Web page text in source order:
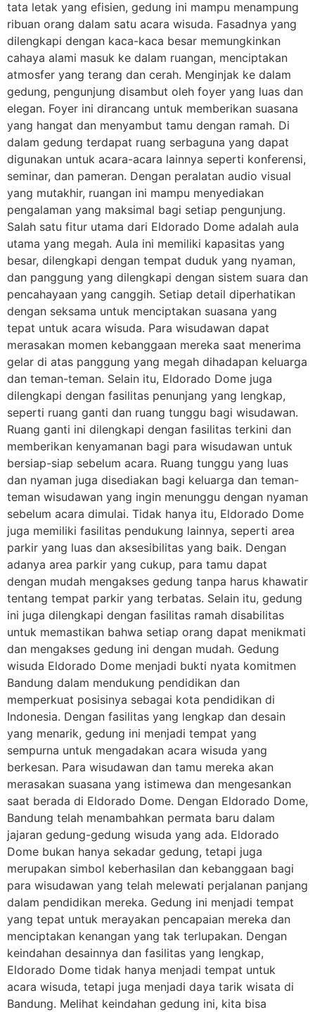
tata letak yang efisien, gedung ini mampu menampung
ribuan orang dalam satu acara wisuda. Fasadnya yang
dilengkapi dengan kaca-kaca besar memungkinkan
cahaya alami masuk ke dalam ruangan, menciptakan
atmosfer yang terang dan cerah. Menginjak ke dalam
gedung, pengunjung disambut oleh foyer yang luas dan
elegan. Foyer ini dirancang untuk memberikan suasana
yang hangat dan menyambut tamu dengan ramah. Di
dalam gedung terdapat ruang serbaguna yang dapat
digunakan untuk acara-acara lainnya seperti konferensi,
seminar, dan pameran. Dengan peralatan audio visual
yang mutakhir, ruangan ini mampu menyediakan
pengalaman yang maksimal bagi setiap pengunjung.
Salah satu fitur utama dari Eldorado Dome adalah aula
utama yang megah. Aula ini memiliki kapasitas yang
besar, dilengkapi dengan tempat duduk yang nyaman,
dan panggung yang dilengkapi dengan sistem suara dan
pencahayaan yang canggih. Setiap detail diperhatikan
dengan seksama untuk menciptakan suasana yang
tepat untuk acara wisuda. Para wisudawan dapat
merasakan momen kebanggaan mereka saat menerima
gelar di atas panggung yang megah dihadapan keluarga
dan teman-teman. Selain itu, Eldorado Dome juga
dilengkapi dengan fasilitas penunjang yang lengkap,
seperti ruang ganti dan ruang tunggu bagi wisudawan.
Ruang ganti ini dilengkapi dengan fasilitas terkini dan
memberikan kenyamanan bagi para wisudawan untuk
bersiap-siap sebelum acara. Ruang tunggu yang luas
dan nyaman juga disediakan bagi keluarga dan teman-
teman wisudawan yang ingin menunggu dengan nyaman
sebelum acara dimulai. Tidak hanya itu, Eldorado Dome
juga memiliki fasilitas pendukung lainnya, seperti area
parkir yang luas dan aksesibilitas yang baik. Dengan
adanya area parkir yang cukup, para tamu dapat
dengan mudah mengakses gedung tanpa harus khawatir
tentang tempat parkir yang terbatas. Selain itu, gedung
ini juga dilengkapi dengan fasilitas ramah disabilitas
untuk memastikan bahwa setiap orang dapat menikmati
dan mengakses gedung ini dengan mudah. Gedung
wisuda Eldorado Dome menjadi bukti nyata komitmen
Bandung dalam mendukung pendidikan dan
memperkuat posisinya sebagai kota pendidikan di
Indonesia. Dengan fasilitas yang lengkap dan desain
yang menarik, gedung ini menjadi tempat yang
sempurna untuk mengadakan acara wisuda yang
berkesan. Para wisudawan dan tamu mereka akan
merasakan suasana yang istimewa dan mengesankan
saat berada di Eldorado Dome. Dengan Eldorado Dome,
Bandung telah menambahkan permata baru dalam
jajaran gedung-gedung wisuda yang ada. Eldorado
Dome bukan hanya sekadar gedung, tetapi juga
merupakan simbol keberhasilan dan kebanggaan bagi
para wisudawan yang telah melewati perjalanan panjang
dalam pendidikan mereka. Gedung ini menjadi tempat
yang tepat untuk merayakan pencapaian mereka dan
menciptakan kenangan yang tak terlupakan. Dengan
keindahan desainnya dan fasilitas yang lengkap,
Eldorado Dome tidak hanya menjadi tempat untuk
acara wisuda, tetapi juga menjadi daya tarik wisata di
Bandung. Melihat keindahan gedung ini, kita bisa